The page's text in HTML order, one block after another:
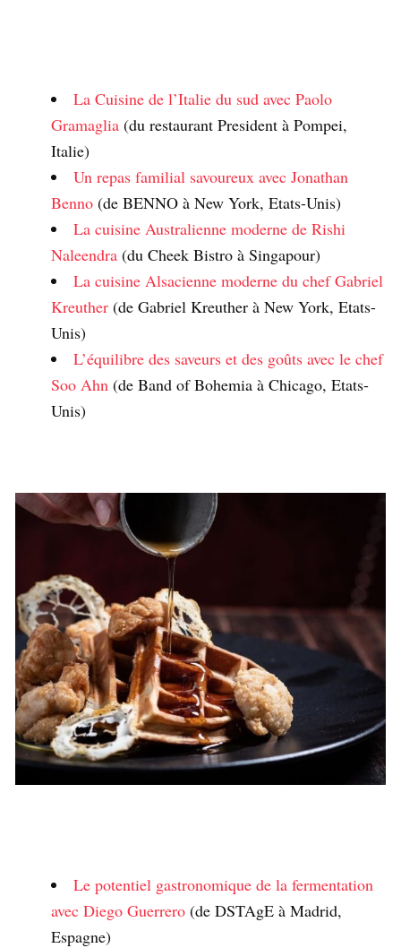
La Cuisine de l’Italie du sud avec Paolo
Gramaglia (du restaurant President à Pompei,
Italie)
Un repas familial savoureux avec Jonathan
Benno (de BENNO à New York, Etats-Unis)
La cuisine Australienne moderne de Rishi
Naleendra (du Cheek Bistro à Singapour)
La cuisine Alsacienne moderne du chef Gabriel
Kreuther (de Gabriel Kreuther à New York, Etats-
Unis)
L’équilibre des saveurs et des goûts avec le chef
Soo Ahn (de Band of Bohemia à Chicago, Etats-
Unis)
Le potentiel gastronomique de la fermentation
avec Diego Guerrero (de DSTAgE à Madrid,
Espagne)